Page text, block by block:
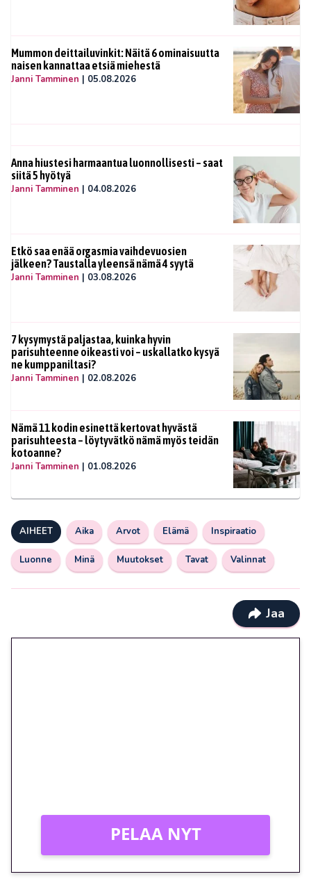
Mummon deittailuvinkit: Näitä 6 ominaisuutta
naisen kannattaa etsiä miehestä
Janni Tamminen | 05.08.2026
Anna hiustesi harmaantua luonnollisesti – saat
siitä 5 hyötyä
Janni Tamminen | 04.08.2026
Etkö saa enää orgasmia vaihdevuosien
jälkeen? Taustalla yleensä nämä 4 syytä
Janni Tamminen | 03.08.2026
7 kysymystä paljastaa, kuinka hyvin
parisuhteenne oikeasti voi – uskallatko kysyä
ne kumppaniltasi?
Janni Tamminen | 02.08.2026
Nämä 11 kodin esinettä kertovat hyvästä
parisuhteesta – löytyvätkö nämä myös teidän
kotoanne?
Janni Tamminen | 01.08.2026
AIHEET Aika Arvot Elämä Inspiraatio
Luonne Minä Muutokset Tavat Valinnat
Jaa
PELAA NYT